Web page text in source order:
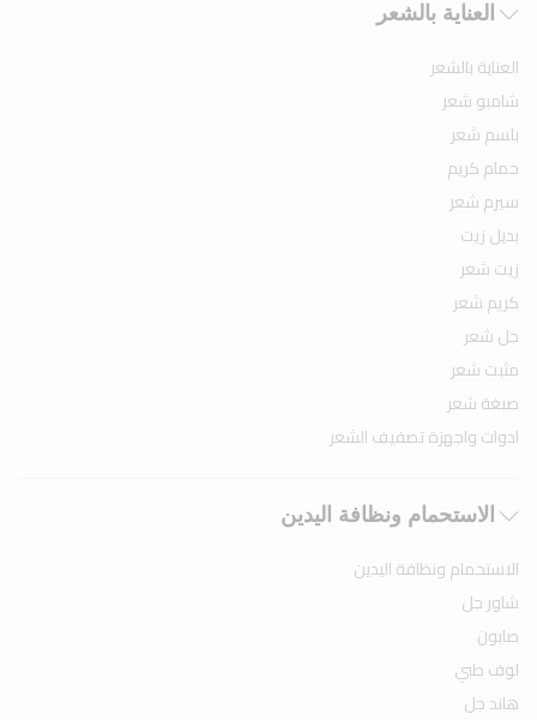
العناية بالشعر
العناية بالشعر
شامبو شعر
بلسم شعر
حمام كريم
سيرم شعر
بديل زيت
زيت شعر
كريم شعر
جل شعر
مثبت شعر
صبغة شعر
ادوات واجهزة تصفيف الشعر
الاستحمام ونظافة اليدين
الاستحمام ونظافة اليدين
شاور جل
صابون
لوف طبي
هاند جل